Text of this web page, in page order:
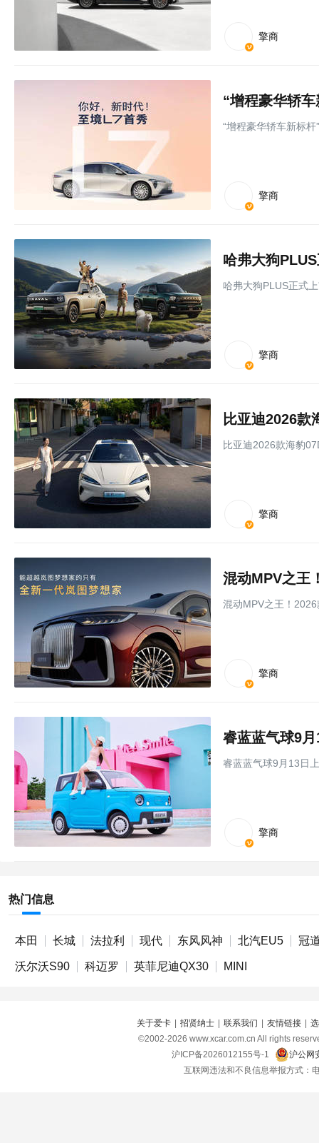
擎商
“增程豪华轿
“增程豪华轿车新标
擎商
哈弗大狗
哈弗大狗PLUS正式
擎商
比亚迪2026款
比亚迪2026款海豹
擎商
混动MPV之王
混动MPV之王！
擎商
睿蓝蓝气球9
睿蓝蓝气球9月13日
擎商
热门信息
本田 长城 法拉利 现代 东风风神 北汽EU5 冠
沃尔沃S90 科迈罗 英菲尼迪QX30 MINI
关于爱卡 招贤纳士 联系我们 友情链接
©2002-2026 www.xcar.com.cn All rights
沪ICP备2026012155号-1
沪公网
互联网违法和不良信息举报方式：